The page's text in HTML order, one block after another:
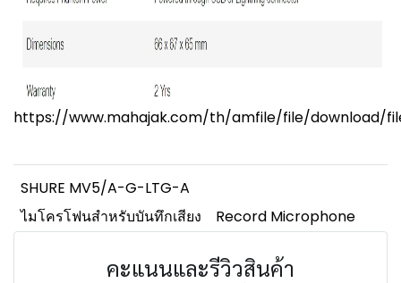
https://www.mahajak.com/th/amfile/file/download/
SHURE MV5/A-G-LTG-A
ไมโครโฟนสำหรับบันทึกเสียง
Record Microphone
คะแนนและรีวิวสินค้า